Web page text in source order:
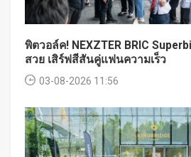
พิตวอล์ค! NEXZTER BRIC
สวย เสิร์ฟสีสันคู่แฟนความเร็ว
03-08-2026 11:56